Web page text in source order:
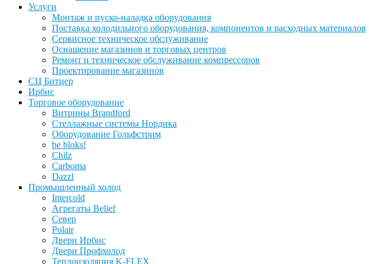
Услуги
Монтаж и пуско-наладка оборудования
Поставка холодильного оборудования, компонентов и расходных материалов
Сервисное техническое обслуживание
Оснащение магазинов и торговых центров
Ремонт и техническое обслуживание компрессоров
Проектирование магазинов
СЦ Битцер
Ирбис
Торговое оборудование
Витрины Brandford
Стеллажные системы Нордика
Оборудование Гольфстрим
be bloks!
Chilz
Carboma
Dazzl
Промышленный холод
Intercold
Агрегаты Belief
Север
Polair
Двери Ирбис
Двери Профхолод
Теплоизоляция K-FLEX